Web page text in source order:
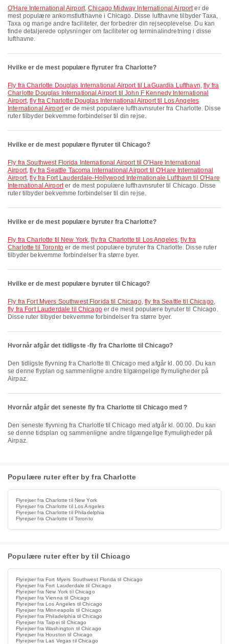
O'Hare International Airport,Chicago Midway International Airporter de
mest populære ankomstlufthavne i Chicago. Disse lufthavne tilbyder Taxa,
Taxa og mange andre faciliteter, der forbedrer din rejseoplevelse. Du kan
finde detaljerede oplysninger om faciliteter og terminalindretning i disse
lufthavne.
Hvilke er de mest populære flyruter fra Charlotte?
fly fra Charlotte Douglas International Airport til LaGuardia Lufthavn,fly fra
Charlotte Douglas International Airport til John F Kennedy International
Airport,fly fra Charlotte Douglas International Airport til Los Angeles
International Airporter de mest populære lufthavnsruter fra Charlotte. Disse
ruter tilbyder bekvemme forbindelser til din rejse.
Hvilke er de mest populære flyruter til Chicago?
fly fra Southwest Florida International Airport til O'Hare International
Airport,fly fra Seattle Tacoma International Airport til O'Hare International
Airport,fly fra Fort Lauderdale-Hollywood Internationale Lufthavn til O'Hare
International Airporter de mest populære lufthavnsruter til Chicago. Disse
ruter tilbyder bekvemme forbindelser til din rejse.
Hvilke er de mest populære byruter fra Charlotte?
fly fra Charlotte til New York,fly fra Charlotte til Los Angeles,fly fra
Charlotte til Torontoer de mest populære byruter fra Charlotte. Disse ruter
tilbyder bekvemme forbindelser fra større byer.
Hvilke er de mest populære byruter til Chicago?
fly fra Fort Myers Southwest Florida til Chicago,fly fra Seattle til Chicago,
fly fra Fort Lauderdale til Chicagoer de mest populære byruter til Chicago.
Disse ruter tilbyder bekvemme forbindelser fra større byer.
Hvornår afgår det tidligste -fly fra Charlotte til Chicago?
Den tidligste flyvning fra Charlotte til Chicago med afgår kl. 00.00. Du kan
se denne flyplan og sammenligne andre tilgængelige flymuligheder på
Airpaz.
Hvornår afgår det seneste fly fra Charlotte til Chicago med ?
Den seneste flyvning fra Charlotte til Chicago med afgår kl. 00.00. Du kan
se denne tidsplan og sammenligne andre tilgængelige flymuligheder på
Airpaz.
Populære ruter efter by fra Charlotte
Flyrejser fra Charlotte til New York
Flyrejser fra Charlotte til Los Angeles
Flyrejser fra Charlotte til Philadelphia
Flyrejser fra Charlotte til Toronto
Populære ruter efter by til Chicago
Flyrejser fra Fort Myers Southwest Florida til Chicago
Flyrejser fra Fort Lauderdale til Chicago
Flyrejser fra New York til Chicago
Flyrejser fra Vienna til Chicago
Flyrejser fra Los Angeles til Chicago
Flyrejser fra Minneapolis til Chicago
Flyrejser fra Philadelphia til Chicago
Flyrejser fra Taipei til Chicago
Flyrejser fra Washington til Chicago
Flyrejser fra Houston til Chicago
Flyrejser fra Las Vegas til Chicago